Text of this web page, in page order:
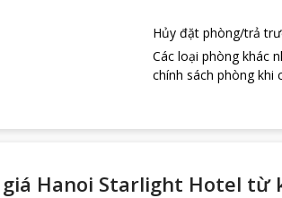
Hủy đặt phòng/trả
Các loại phòng khác
chính sách phòng khi
Hanoi Starlight Hotel từ